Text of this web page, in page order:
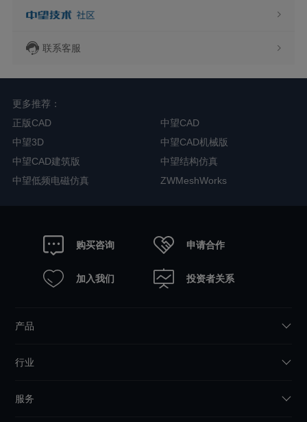
联系客服
更多推荐：
正版CAD
中望CAD
中望3D
中望CAD机械版
中望CAD建筑版
中望结构仿真
中望低频电磁仿真
ZWMeshWorks
购买咨询 申请合作
加入我们 投资者关系
产品
行业
服务